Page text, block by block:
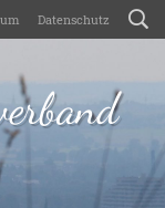
Datenschutz